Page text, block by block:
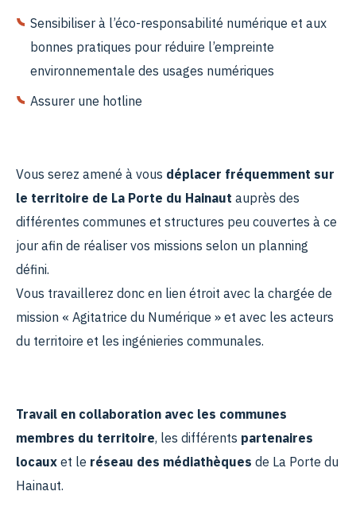
Sensibiliser à l’éco-responsabilité numérique et aux
bonnes pratiques pour réduire l’empreinte
environnementale des usages numériques
Assurer une hotline
Vous serez amené à vous déplacer fréquemment sur
le territoire de La Porte du Hainaut auprès des
différentes communes et structures peu couvertes à ce
jour afin de réaliser vos missions selon un planning
défini.
Vous travaillerez donc en lien étroit avec la chargée de
mission « Agitatrice du Numérique » et avec les acteurs
du territoire et les ingénieries communales.
Travail en collaboration avec les communes
membres du territoire, les différents partenaires
locaux et le réseau des médiathèques de La Porte du
Hainaut.